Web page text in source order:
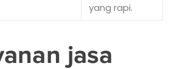
yang rapi.
jasa